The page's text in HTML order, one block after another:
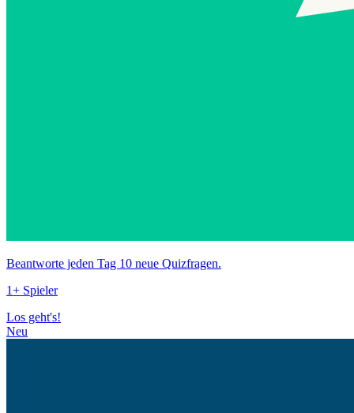
Beantworte jeden Tag 10 neue Quizfragen.
1+ Spieler
Los geht's!
Neu